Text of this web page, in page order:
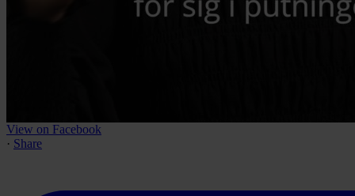
View on Facebook